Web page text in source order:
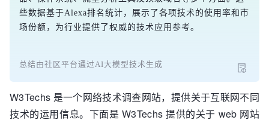
些数据基于Alexa排名统计，展示了各项技术的使用率和市
场份额，为行业提供了权威的技术应用参考。
总结由社区平台通过AI大模型技术生成
W3Techs 是一个网络技术调查网站，提供关于互联网不同
技术的运用信息。下面是 W3Techs 提供的关于 web 网站